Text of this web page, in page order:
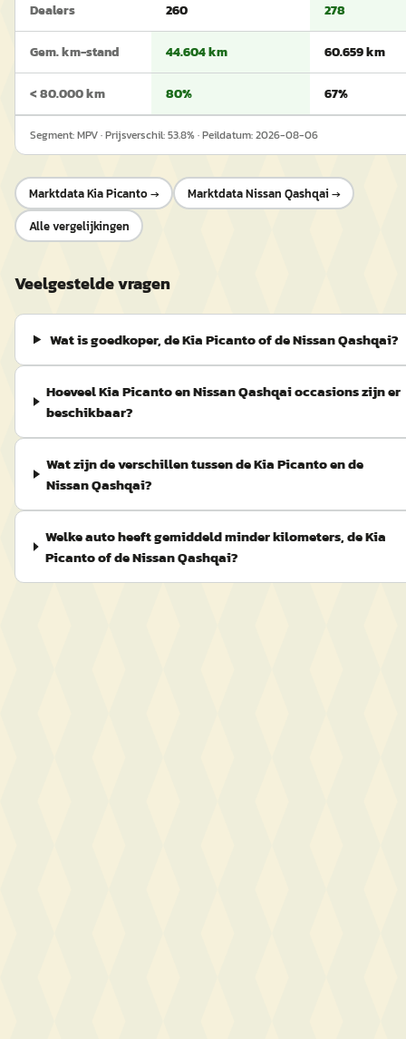
Dealers 260 278
Gem. km-stand 44.604 km 60.659 km
< 80.000 km 80% 67%
Segment:MPV· Prijsverschil:53.8% · Peildatum:2026-08-06
MarktdataKia Picanto→ MarktdataNissan Qashqai →
Alle vergelijkingen
Veelgestelde vragen
Wat is goedkoper, de Kia Picanto of de Nissan Qashqai?
Hoeveel Kia Picanto en Nissan Qashqai occasions zijn er
beschikbaar?
Wat zijn de verschillen tussen de Kia Picanto en de
Nissan Qashqai?
Welke auto heeft gemiddeld minder kilometers, de Kia
Picanto of de Nissan Qashqai?